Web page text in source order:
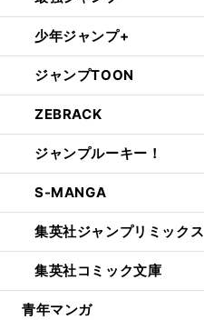
少年ジャンプ+
ジャンプTOON
ZEBRACK
ジャンプルーキー！
S-MANGA
集英社ジャンプリミックス
集英社コミック文庫
青年マンガ